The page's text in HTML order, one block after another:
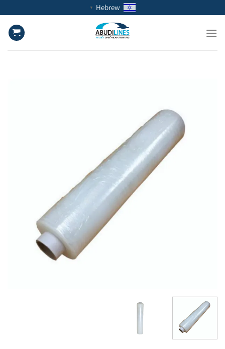
to
content
Hebrew
▼